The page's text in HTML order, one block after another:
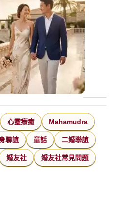
心靈療癒 Mahamudra
聯誼 童話 二婚聯誼
婚友社 婚友社常見問題